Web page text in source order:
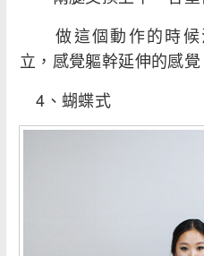
做這個動作的時候
立，感覺軀幹延伸的感覺
4、蝴蝶式